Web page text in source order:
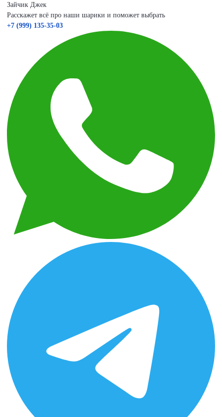
Зайчик Джек
Расскажет всё про наши шарики и поможет выбрать
+7 (999) 135-35-03